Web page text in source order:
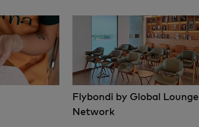
Flybondi by Global Lounge
Network